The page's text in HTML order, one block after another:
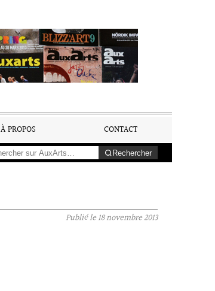
À PROPOS
CONTACT
Rechercher
Publié le18 novembre 2013